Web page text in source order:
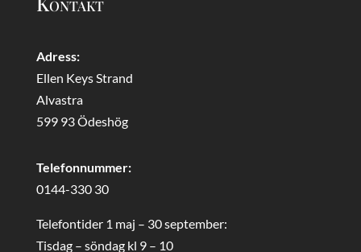
Adress:
Ellen Keys Strand
Alvastra
599 93 Ödeshög
Telefonnummer:
0144-330 30
Telefontider 1 maj – 30 september:
Tisdag – söndag kl 9 – 10